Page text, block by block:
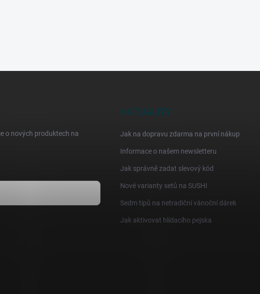
o nových produktech na
AKTUALITY
Jak na dopravu zdarma na první nákup
Informace o našem newsletteru
Jak správně zadat slevový kód
Nové varianty setů na SUSHI
Sedm tipů na netradiční vánoční dárek
Jak aktivovat hlídacího pejska